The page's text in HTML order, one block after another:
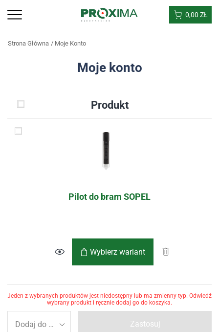
0,00 ZŁ
Strona Główna Moje Konto
Moje konto
Produkt
Pilot do bram SOPEL
Wybierz wariant
Jeden z wybranych produktów jest niedostępny lub ma zmienny typ. Odwiedź
wybrany produkt i ręcznie dodaj go do koszyka.
Zastosuj